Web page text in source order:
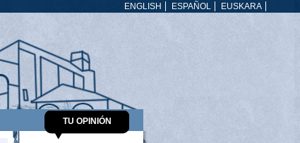
EUSKARA
ESPAÑOL
ENGLISH
TU OPINIÓN